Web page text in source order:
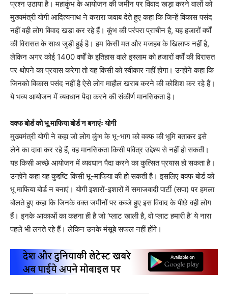
प्रश्न उठाया है। महाकुंभ के आयोजन की जमीन पर विवाद खड़ा करने वालों को
मुख्यमंत्री योगी आदित्यनाथ ने करारा जवाब देते हुए कहा कि जिन्हें विकास पसंद
नहीं वही लोग विवाद खड़ा कर रहे हैं। कुंभ की परंपरा प्राचीन है, यह हजारों वर्षों
की विरासत के साथ जुड़ी हुई है। हम किसी मत और मजहब के खिलाफ नहीं है,
लेकिन अगर कोई 1400 वर्षों के इतिहास वाले इस्लाम को हजारों वर्षों की विरासत
पर थोपने का प्रयास करेगा तो यह किसी को स्वीकार नहीं होगा। उन्होंने कहा कि
जिनको विकास पसंद नहीं है ऐसे लोग माहौल खराब करने की कोशिश कर रहे हैं।
ये भव्य आयोजन में व्यवधान पैदा करने की संकीर्ण मानसिकता है।
वक्फ बोर्ड को भू माफिया बोर्ड न बनाएंः योगी
मुख्यमंत्री योगी ने कहा जो लोग कुंभ के भू-भाग को वक्फ की भूमि बताकर इसे
लेने का दावा कर रहे हैं, वह मानसिकता किसी पवित्र उद्देश्य से नहीं हो सकती।
यह किसी अच्छे आयोजन में व्यवधान पैदा करने का कुत्सित प्रयास हो सकता है।
उन्होंने कहा यह कुद्दष्टि किसी भू-माफिया की हो सकती है। इसलिए वक्फ बोर्ड को
भू माफिया बोर्ड न बनाएं। योगी इशारों-इशारों में समाजवादी पार्टी (सपा) पर हमला
बोलते हुए कहा कि जिनके वक्त जमीनों पर कब्जे हुए इस विवाद के पीछे वही लोग
हैं। इनके आकाओं का कहना ही है जो ‘प्लाट खाली है, वो प्लाट हमारी है’ ये नारा
पहले भी लगते रहे हैं। लेकिन उनके मंसूबे सफल नहीं होंगे।